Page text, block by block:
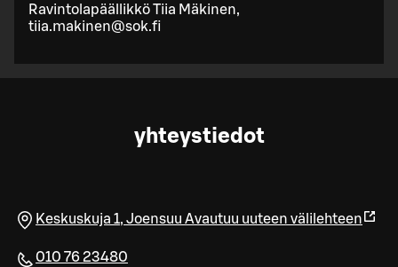
Ravintolapäällikkö Tiia Mäkinen,
tiia.makinen@sok.fi
yhteystiedot
Keskuskuja 1, Joensuu Avautuu uuteen välilehteen
010 76 23480